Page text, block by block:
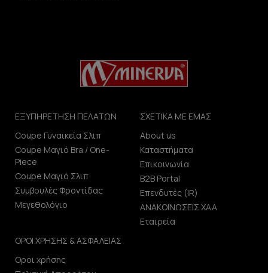
ΕΞΥΠΗΡΕΤΗΣΗ ΠΕΛΑΤΩΝ
Coupe Γυναικεία Σλιπ
Coupe Μαγιό Bra / One-
Piece
Coupe Μαγιό Σλιπ
Συμβουλές Φροντίδας
Μεγεθολόγιο
ΣΧΕΤΙΚΑ ΜΕ ΕΜΑΣ
About us
Καταστήματα
Επικοινωνία
B2B Portal
Επενδυτές (IR)
ΑΝΑΚΟΙΝΩΣΕΙΣ ΧΑΑ
Εταιρεία
ΟΡΟΙ ΧΡΗΣΗΣ & ΑΣΦΑΛΕΙΑΣ
Οροι χρήσης